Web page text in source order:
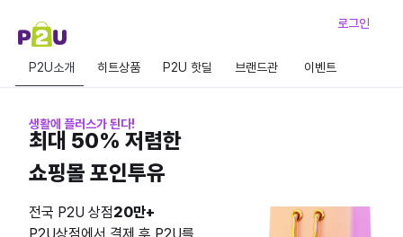
로그인
P2U소개 히트상품 P2U 핫딜 브랜드관 이벤트